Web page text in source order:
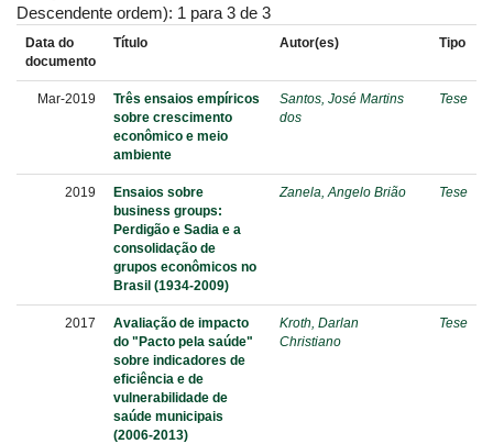
Descendente ordem): 1 para 3 de 3
Data do
documento
Título Autor(es) Tipo
Mar-2019
Três ensaios empíricos
sobre crescimento
econômico e meio
ambiente
Santos, José Martins
dos
Tese
2019
Ensaios sobre
business groups:
Perdigão e Sadia e a
consolidação de
grupos econômicos no
Brasil (1934-2009)
Zanela, Angelo Brião Tese
2017
Avaliação de impacto
do "Pacto pela saúde"
sobre indicadores de
eficiência e de
vulnerabilidade de
saúde municipais
(2006-2013)
Kroth, Darlan
Christiano
Tese